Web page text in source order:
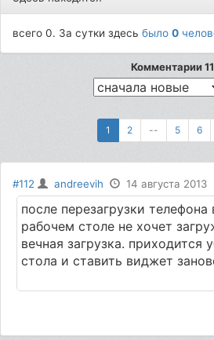
всего 0. За сутки здесьбыло0
Комментарии
1 2 -- 5 6
#112 andreevih 14 августа 2013
после перезагрузки
рабочем столе не хочет
вечная загрузка. приходится
стола и ставить виджет